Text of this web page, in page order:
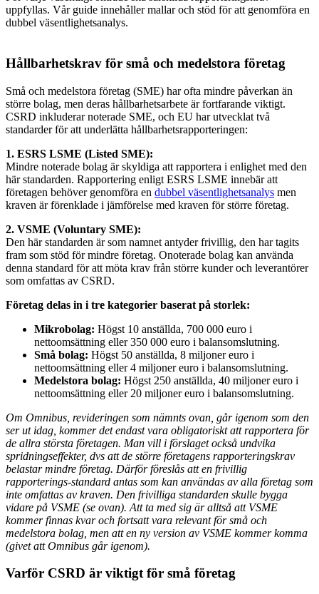
uppfyllas. Vår guide innehåller mallar och stöd för att genomföra en
dubbel väsentlighetsanalys.
Hållbarhetskrav för små och medelstora företag
Små och medelstora företag (SME) har ofta mindre påverkan än
större bolag, men deras hållbarhetsarbete är fortfarande viktigt.
CSRD inkluderar noterade SME, och EU har utvecklat två
standarder för att underlätta hållbarhetsrapporteringen:
1. ESRS LSME (Listed SME):
Mindre noterade bolag är skyldiga att rapportera i enlighet med den
här standarden. Rapportering enligt ESRS LSME innebär att
företagen behöver genomföra en dubbel väsentlighetsanalys men
kraven är förenklade i jämförelse med kraven för större företag.
2. VSME (Voluntary SME):
Den här standarden är som namnet antyder frivillig, den har tagits
fram som stöd för mindre företag. Onoterade bolag kan använda
denna standard för att möta krav från större kunder och leverantörer
som omfattas av CSRD.
Företag delas in i tre kategorier baserat på storlek:
Mikrobolag: Högst 10 anställda, 700 000 euro i
nettoomsättning eller 350 000 euro i balansomslutning.
Små bolag: Högst 50 anställda, 8 miljoner euro i
nettoomsättning eller 4 miljoner euro i balansomslutning.
Medelstora bolag: Högst 250 anställda, 40 miljoner euro i
nettoomsättning eller 20 miljoner euro i balansomslutning.
Om Omnibus, revideringen som nämnts ovan, går igenom som den
ser ut idag, kommer det endast vara obligatoriskt att rapportera för
de allra största företagen. Man vill i förslaget också undvika
spridningseffekter, dvs att de större företagens rapporteringskrav
belastar mindre företag. Därför föreslås att en frivillig
rapporterings-standard antas som kan användas av alla företag som
inte omfattas av kraven. Den frivilliga standarden skulle bygga
vidare på VSME (se ovan). Att ta med sig är alltså att VSME
kommer finnas kvar och fortsatt vara relevant för små och
medelstora bolag, men att en ny version av VSME kommer komma
(givet att Omnibus går igenom).
Varför CSRD är viktigt för små företag